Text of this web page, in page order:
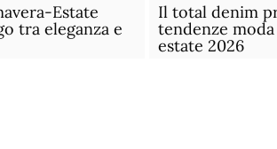
Estate
tra eleganza e
Il total denim
tendenze
estate 2026